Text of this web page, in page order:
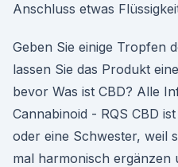
Anschluss etwas
Geben Sie einige Tropfen
lassen Sie das Produkt
bevor Was ist CBD? Alle
Cannabinoid - RQS CBD
oder eine Schwester, weil
mal harmonisch ergänzen